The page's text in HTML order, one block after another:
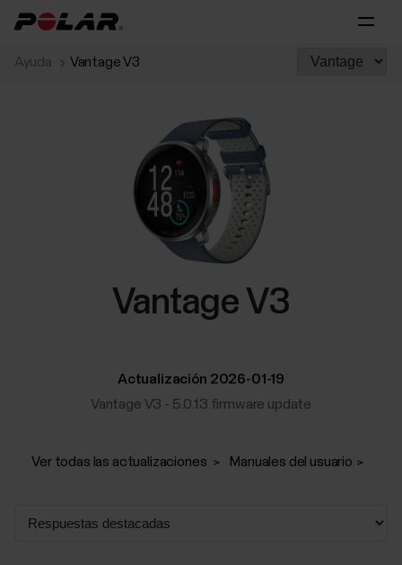
Ayuda Vantage V3
Vantage V3
Actualización 2026-01-19
Vantage V3 - 5.0.13 firmware update
Ver todas las actualizaciones Manuales del usuario